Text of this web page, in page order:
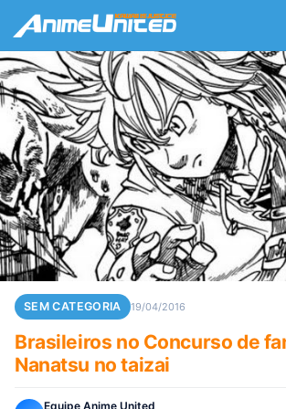
SEM CATEGORIA 19/04/2016
Brasileiros no Concurso de
Nanatsu no taizai
Equipe Anime United